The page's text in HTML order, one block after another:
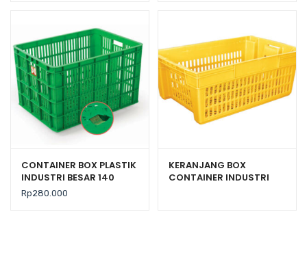
CONTAINER BOX PLASTIK
INDUSTRI BESAR 140
LITER BERLUBANG RODA
HANATA 3000
Rp280.000
KERANJANG BOX
CONTAINER INDUSTRI